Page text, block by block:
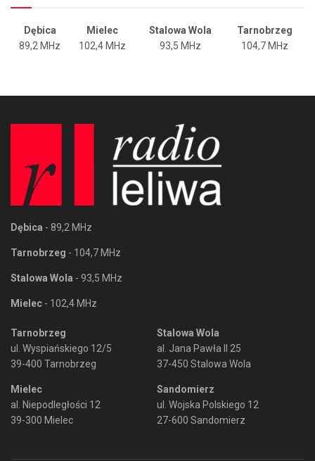
Dębica Mielec Stalowa Wola
Tarnobrzeg
89,2 MHz
102,4 MHz 93,5 MHz 104,7 MHz
Dębica - 89,2 MHz
Tarnobrzeg - 104,7 MHz
Stalowa Wola - 93,5 MHz
Mielec - 102,4 MHz
Tarnobrzeg
ul. Wyspiańskiego 12/5
39-400 Tarnobrzeg
Mielec
al. Niepodległości 12
39-300 Mielec
Stalowa Wola
al. Jana Pawła II 25
37-450 Stalowa Wola
Sandomierz
ul. Wojska Polskiego 12
27-600 Sandomierz